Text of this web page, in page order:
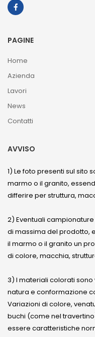
PAGINE
Home
Azienda
Lavori
News
Contatti
AVVISO
1) Le foto presenti sul sito
marmo o il granito,
differire per struttura,
2) Eventuali
di massima del prodotto,
il marmo o il granito un
di colore, macchia,
3) I materiali colorati
natura e conformazione
Variazioni di colore,
buchi (come nel
essere caratteristiche